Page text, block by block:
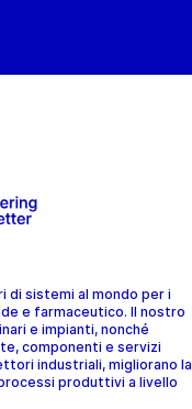
di sistemi al mondo per i
e farmaceutico. Il nostro
e impianti, nonché
componenti e servizi
industriali, migliorano la
produttivi a livello